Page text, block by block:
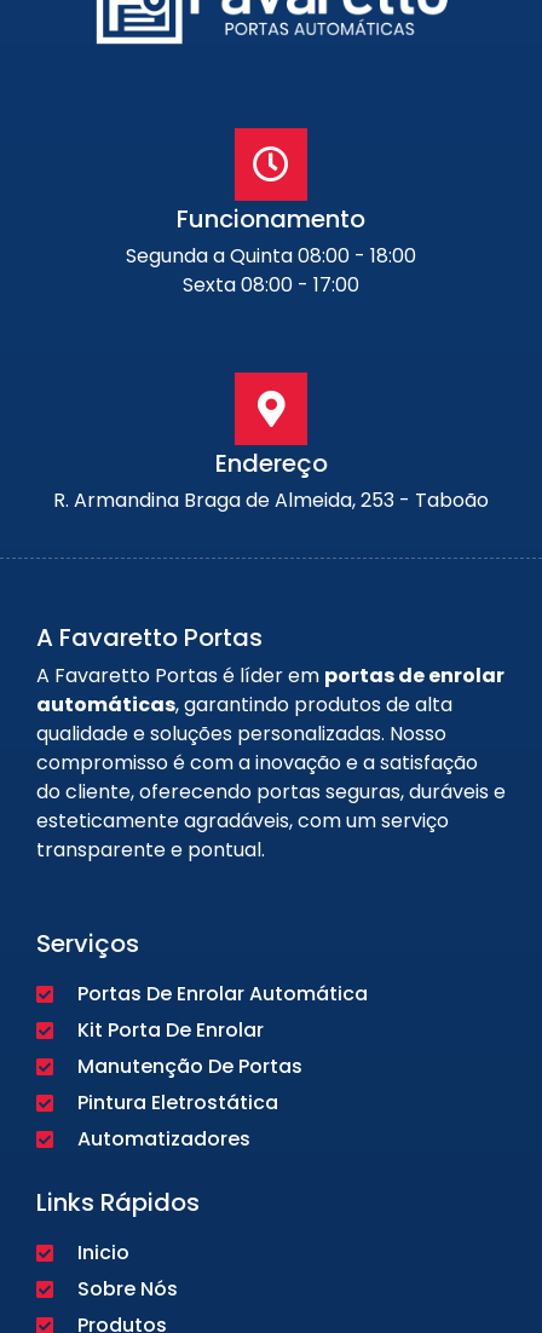
Funcionamento
Segunda a Quinta 08:00 - 18:00
Sexta 08:00 - 17:00
Endereço
R. Armandina Braga de Almeida, 253 - Taboão
A Favaretto Portas
A Favaretto Portas é líder em portas de enrolar
automáticas, garantindo produtos de alta
qualidade e soluções personalizadas. Nosso
compromisso é com a inovação e a satisfação
do cliente, oferecendo portas seguras, duráveis e
esteticamente agradáveis, com um serviço
transparente e pontual.
Serviços
Portas De Enrolar Automática
Kit Porta De Enrolar
Manutenção De Portas
Pintura Eletrostática
Automatizadores
Links Rápidos
Inicio
Sobre Nós
Produtos